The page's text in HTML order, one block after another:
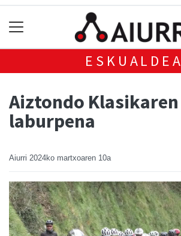
ESKUALDEA
Aiztondo Klasikaren
laburpena
Aiurri 2024ko martxoaren 10a